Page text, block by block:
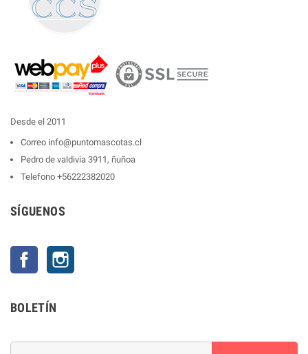
Desde el 2011
Correo info@puntomascotas.cl
Pedro de valdivia 3911, ñuñoa
Telefono +56222382020
SÍGUENOS
Facebook
BOLETÍN